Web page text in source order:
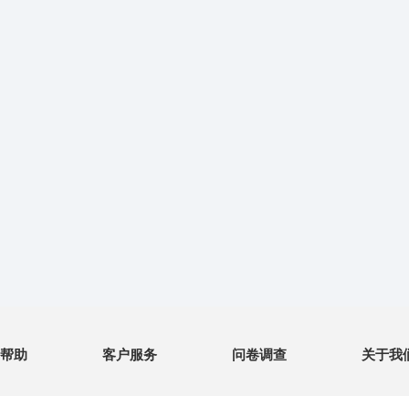
帮助 客户服务 问卷调查 关于我